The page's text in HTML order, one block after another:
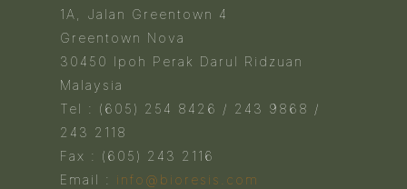
1A, Jalan Greentown 4
Greentown Nova
30450 Ipoh Perak Darul Ridzuan
Malaysia
Tel : (605) 254 8426 / 243 9868 /
243 2118
Fax : (605) 243 2116
Email : info@bioresis.com